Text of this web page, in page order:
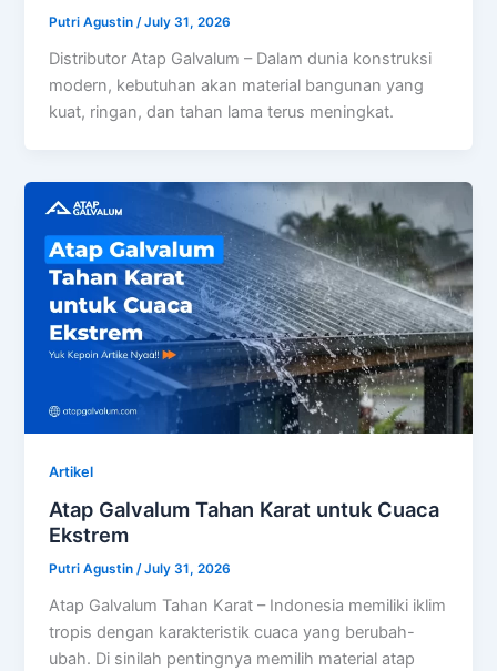
Putri Agustin/July 31, 2026
Distributor Atap Galvalum – Dalam dunia konstruksi
modern, kebutuhan akan material bangunan yang
kuat, ringan, dan tahan lama terus meningkat.
Artikel
Atap Galvalum Tahan Karat untuk Cuaca
Ekstrem
Putri Agustin/July 31, 2026
Atap Galvalum Tahan Karat – Indonesia memiliki iklim
tropis dengan karakteristik cuaca yang berubah-
ubah. Di sinilah pentingnya memilih material atap